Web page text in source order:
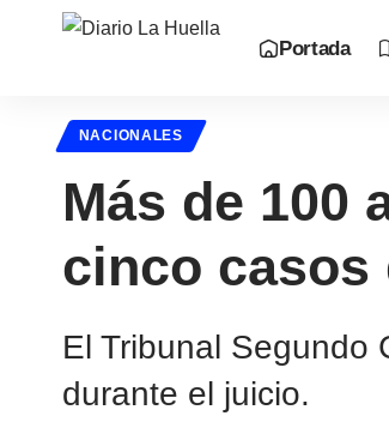
Portada
NACIONALES
Más de 100
cinco casos
El Tribunal Segundo
durante el juicio.